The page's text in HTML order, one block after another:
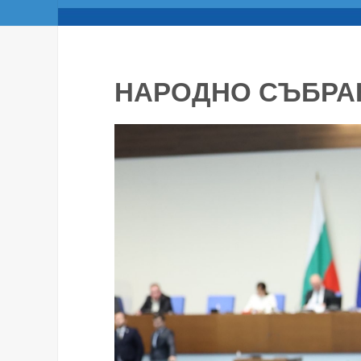
НАРОДНО